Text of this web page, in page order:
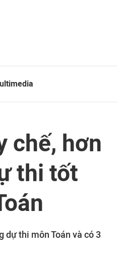
chế, hơn
thi tốt
dự thi môn Toán và có 3